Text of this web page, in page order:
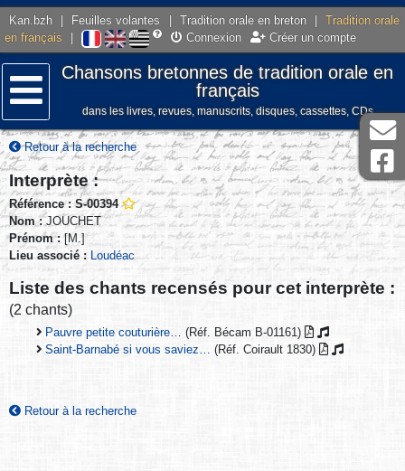
Kan.bzh Feuilles volantes Tradition orale en breton
Tradition orale
en français
Connexion Créer un compte
Menu
Chansons bretonnes de tradition orale en
français
dans les livres, revues, manuscrits, disques, cassettes, CDs
Retour à la recherche
Interprète :
Référence : S-00394
Nom :JOUCHET
Prénom :[M.]
Lieu associé :
Loudéac
Liste des chants recensés pour cet interprète :
(2 chants)
Pauvre petite couturière… (Réf. Bécam B-01161)
Saint-Barnabé si vous saviez… (Réf. Coirault 1830)
Retour à la recherche